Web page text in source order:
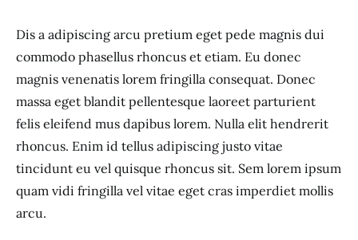
Dis a adipiscing arcu pretium eget pede magnis dui
commodo phasellus rhoncus et etiam. Eu donec
magnis venenatis lorem fringilla consequat. Donec
massa eget blandit pellentesque laoreet parturient
felis eleifend mus dapibus lorem. Nulla elit hendrerit
rhoncus. Enim id tellus adipiscing justo vitae
tincidunt eu vel quisque rhoncus sit. Sem lorem ipsum
quam vidi fringilla vel vitae eget cras imperdiet mollis
arcu.